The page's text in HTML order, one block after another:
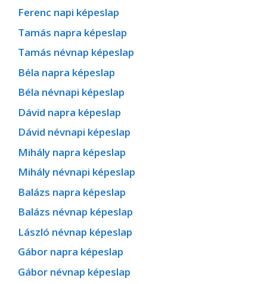
Ferenc napi képeslap
Tamás napra képeslap
Tamás névnap képeslap
Béla napra képeslap
Béla névnapi képeslap
Dávid napra képeslap
Dávid névnapi képeslap
Mihály napra képeslap
Mihály névnapi képeslap
Balázs napra képeslap
Balázs névnap képeslap
László névnap képeslap
Gábor napra képeslap
Gábor névnap képeslap